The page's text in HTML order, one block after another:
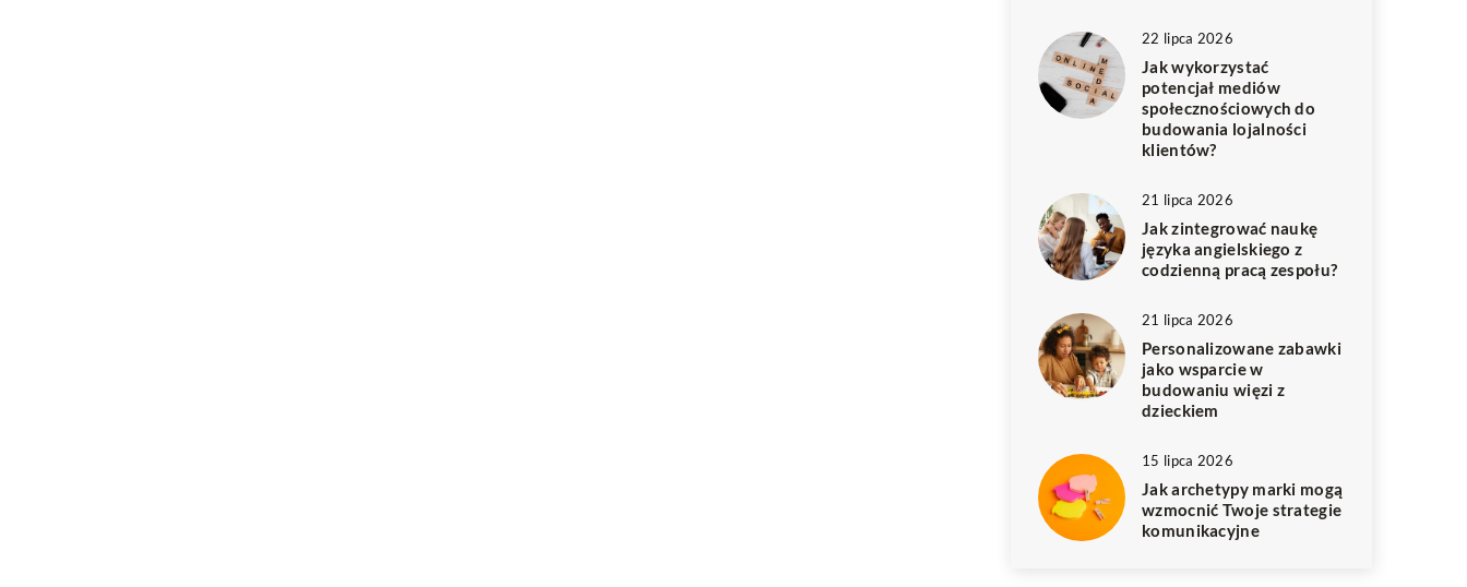
22 lipca 2026
Jak wykorzystać
potencjał mediów
społecznościowych do
budowania lojalności
klientów?
21 lipca 2026
Jak zintegrować naukę
języka angielskiego z
codzienną pracą zespołu?
21 lipca 2026
Personalizowane zabawki
jako wsparcie w
budowaniu więzi z
dzieckiem
15 lipca 2026
Jak archetypy marki mogą
wzmocnić Twoje strategie
komunikacyjne